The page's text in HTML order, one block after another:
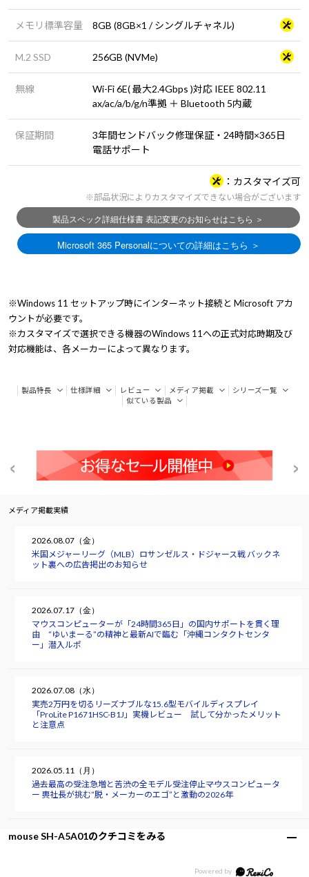
メモリ標準容量 8GB (8GB×1 / シングルチャネル)
M.2 SSD 256GB (NVMe)
無線
Wi-Fi 6E( 最大2.4Gbps )対応 IEEE 802.11
ax/ac/a/b/g/n準拠 ＋ Bluetooth 5内蔵
保証期間
3年間センドバック修理保証・24時間×365日
電話サポート
カスタマイズ可
※部品状況によりカスタマイズできない場合がございます
※Windows 11 セットアップ時にインターネット接続と Microsoft アカ
ウントが必要です。
※カスタマイズで選択できる機器のWindows 11への正式対応時期及び
対応機能は、各メーカーによって異なります。
製品特長 仕様詳細 レビュー メディア掲載
シリーズ一覧
似ている製品
メディア掲載実績
2026.08.07（金）
米国メジャーリーグ（MLB）ロサンゼルス・ドジャース戦 バックネ
ット裏への広告掲出のお知らせ
2026.07.17（金）
マウスコンピューターが「24時間365日」の国内サポートを貫く理
由 “ゆいまーる”の精神と最新AIで臨む「沖縄コンタクトセンタ
ー」潜入ルポ
2026.07.08（水）
実売2万円を切るリーズナブルな15.6型モバイルディスプレイ
「ProLite P1671HSC-B1J」実機レビュー 試して分かったメリット
と注意点
2026.05.11（月）
過去最高の受注急増と苦渋の全モデル受注停止――マウスコンピュータ
ー 軣社長が挑む“脱・メーカーのエゴ”と激動の2026年
mouse SH-A5A01のクチコミをみる